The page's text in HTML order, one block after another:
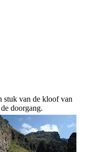
stuk van de kloof van
doorgang.